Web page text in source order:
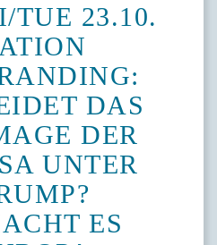
TUE 23.10.
DAS
DER
UNTER
ES